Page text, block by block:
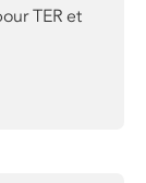
TER et